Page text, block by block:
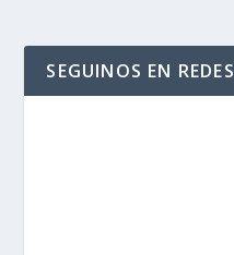
SEGUINOS EN REDES